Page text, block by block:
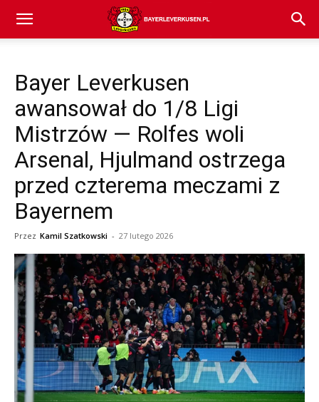
Bayer
Leverkusen
aktualności
(transfery,
mecze,
Bayer Leverkusen
awansował do 1/8 Ligi
Mistrzów — Rolfes woli
Arsenal, Hjulmand ostrzega
przed czterema meczami z
Bayernem
Przez Kamil Szatkowski - 27 lutego 2026